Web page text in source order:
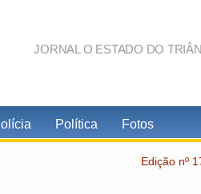
JORNAL O ESTADO DO
Política Fotos
Edição nº